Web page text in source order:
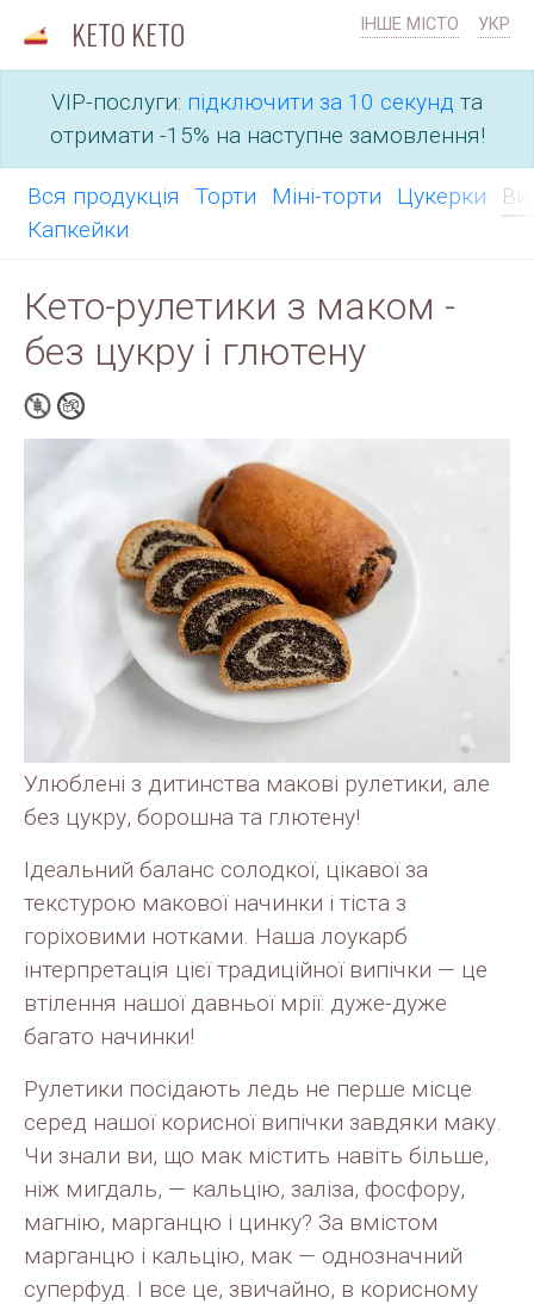
KETO KETO ІНШЕ МІСТО УКР
VIP-послуги: підключити за 10 секунд та
отримати -15% на наступне замовлення!
Вся продукція Торти Міні-торти Цукерки
Капкейки
Кето-рулетики з маком -
без цукру і глютену
Улюблені з дитинства макові рулетики, але
без цукру, борошна та глютену!
Ідеальний баланс солодкої, цікавої за
текстурою макової начинки і тіста з
горіховими нотками. Наша лоукарб
інтерпретація цієї традиційної випічки — це
втілення нашої давньої мрії: дуже-дуже
багато начинки!
Рулетики посідають ледь не перше місце
серед нашої корисної випічки завдяки маку.
Чи знали ви, що мак містить навіть більше,
ніж мигдаль, — кальцію, заліза, фосфору,
магнію, марганцю і цинку? За вмістом
марганцю і кальцію, мак — однозначний
суперфуд. І все це, звичайно, в корисному